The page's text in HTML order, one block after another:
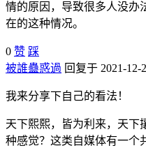
情的原因，导致很多人没办
在的这种情况。
0 赞 踩
被誰蠱惑過 回复于 2021-12-
我来分享下自己的看法！
天下熙熙，皆为利来，天下
种感觉？这类自媒体有一个